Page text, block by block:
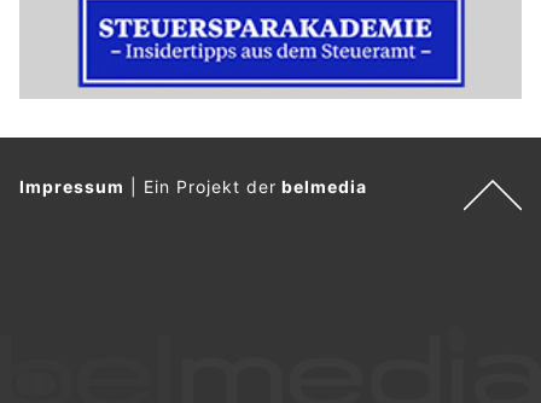
Impressum Ein Projekt derbelmedia